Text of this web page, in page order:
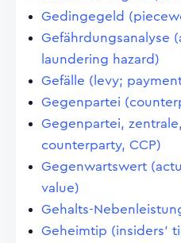
Gedingegeld
Gefährdungsanalyse
laundering hazard)
Gefälle (levy;
Gegenpartei
Gegenpartei,
counterparty, CCP)
Gegenwartswert
value)
Gehalts-
Geheimtip (insiders'